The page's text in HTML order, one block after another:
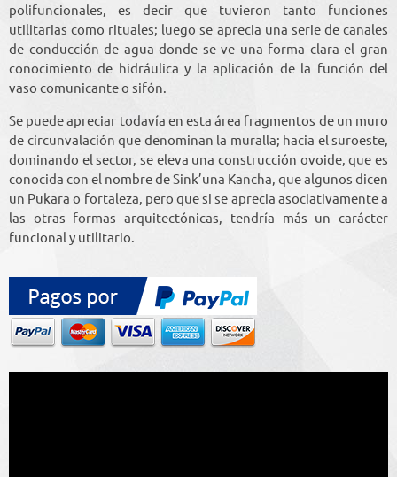
polifuncionales, es decir que tuvieron tanto funciones
utilitarias como rituales; luego se aprecia una serie de canales
de conducción de agua donde se ve una forma clara el gran
conocimiento de hidráulica y la aplicación de la función del
vaso comunicante o sifón.
Se puede apreciar todavía en esta área fragmentos de un muro
de circunvalación que denominan la muralla; hacia el suroeste,
dominando el sector, se eleva una construcción ovoide, que es
conocida con el nombre de Sink’una Kancha, que algunos dicen
un Pukara o fortaleza, pero que si se aprecia asociativamente a
las otras formas arquitectónicas, tendría más un carácter
funcional y utilitario.